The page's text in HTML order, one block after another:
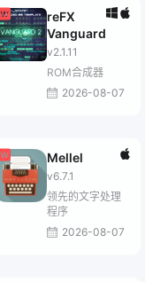
reFX
Vanguard
v2.1.11
ROM合成器
2026-08-07
Mellel
v6.7.1
领先的文字处理
程序
2026-08-07